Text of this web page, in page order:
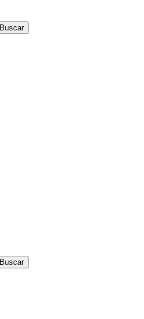
Buscar
Buscar